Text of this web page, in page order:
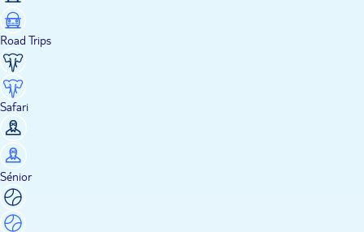
Road Trips
Safari
Sénior